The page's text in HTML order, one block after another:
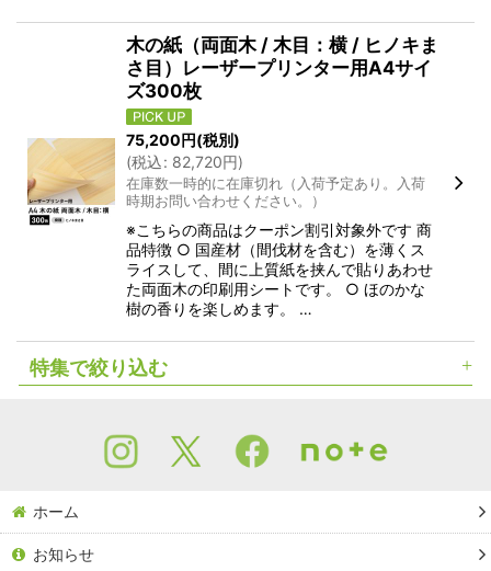
木の紙（両面木 / 木目：横 / ヒノキま
さ目）レーザープリンター用A4サイ
ズ300枚
75,200円(税別)
(税込: 82,720円)
在庫数一時的に在庫切れ（入荷予定あり。入荷
時期お問い合わせください。）
※こちらの商品はクーポン割引対象外です 商
品特徴 ○ 国産材（間伐材を含む）を薄くス
ライスして、間に上質紙を挟んで貼りあわせ
た両面木の印刷用シートです。 ○ ほのかな
樹の香りを楽しめます。 …
特集で絞り込む
木のショップカード（木製ショップカード）
竹の名刺（竹製名刺）
Ａ４サイズ（木の紙）
ホーム
お知らせ